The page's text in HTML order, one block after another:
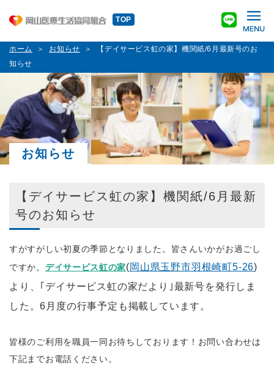
TOP
ホーム お知らせ
【デイサービス虹の家】機関紙/6月最新号のお
知らせ
お知らせ
【デイサービス虹の家】機関紙/6月最新
号のお知らせ
すがすがしい初夏の季節となりました。皆さんいかがお過ごし
ですか。 デイサービス虹の家(岡山県玉野市羽根崎町5-26)
より、｢デイサービス虹の家だより｣最新号を発行しま
した。6 月度の行事予定も掲載しています。
皆様のご利用を職員一同お待ちしております！お問い合わせは
下記までお電話ください。